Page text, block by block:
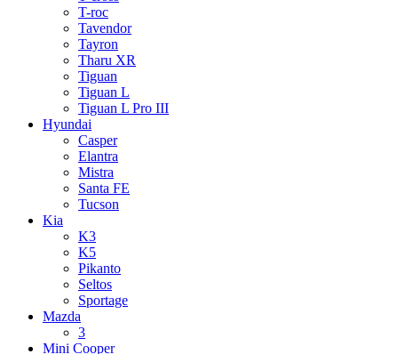
T-roc
Tavendor
Tayron
Tharu XR
Tiguan
Tiguan L
Tiguan L Pro III
Hyundai
Casper
Elantra
Mistra
Santa FE
Tucson
Kia
K3
K5
Pikanto
Seltos
Sportage
Mazda
3
Mini Cooper